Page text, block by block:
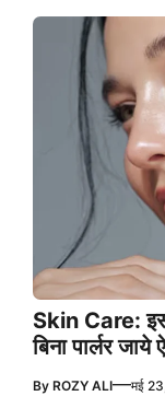
Skin Care: इस
बिना पार्लर
By ROZY ALI—मई